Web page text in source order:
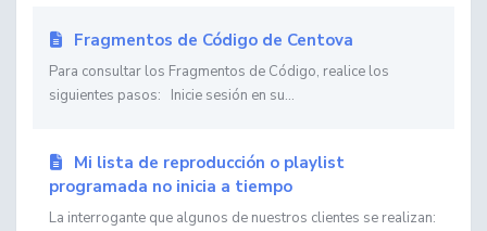
Fragmentos de Código de Centova
Para consultar los Fragmentos de Código, realice los
siguientes pasos: Inicie sesión en su...
Mi lista de reproducción o playlist
programada no inicia a tiempo
La interrogante que algunos de nuestros clientes se realizan: